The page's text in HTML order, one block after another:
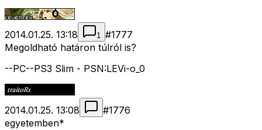
2014.01.25. 13:18 1 #1777
Megoldható határon túlról is?
--PC--PS3 Slim - PSN:LEVi-o_0
2014.01.25. 13:08 #1776
egyetemben*